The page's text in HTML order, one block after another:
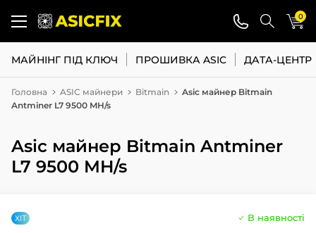
0
МАЙНІНГ ПІД КЛЮЧ ПРОШИВКА ASIC ДАТА-ЦЕНТР
Головна ASIC майнери Bitmain
Asic майнер Bitmain
Antminer L7 9500 MH/s
Asic майнер Bitmain Antminer
L7 9500 MH/s
ХІТ В наявності